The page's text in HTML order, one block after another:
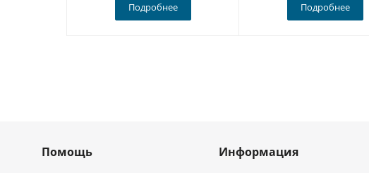
Подробнее Подробнее
Помощь Информация